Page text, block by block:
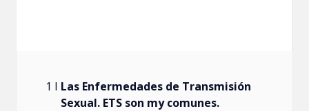
Las Enfermedades de Transmisión
Sexual. ETS son my comunes.